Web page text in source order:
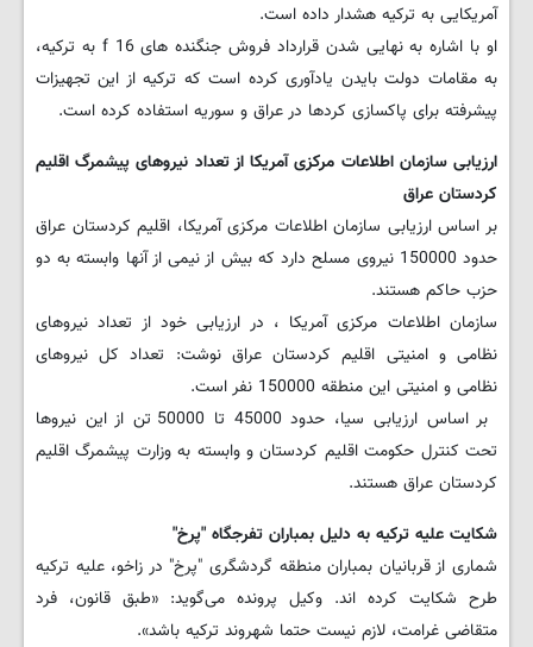
آمریکایی به ترکیه هشدار داده است.
او با اشاره به نهایی شدن قرارداد فروش جنگنده های 16 f به ترکیه،
به مقامات دولت بایدن یادآوری کرده است که ترکیه از این تجهیزات
پیشرفته برای پاکسازی کردها در عراق و سوریه استفاده کرده است.
ارزیابی سازمان اطلاعات مرکزی آمریکا از تعداد نیروهای پیشمرگ اقلیم
کردستان عراق
بر اساس ارزیابی سازمان اطلاعات مرکزی آمریکا، اقلیم کردستان عراق
حدود 150000 نیروی مسلح دارد که بیش از نیمی از آنها وابسته به دو
حزب حاکم هستند.
سازمان اطلاعات مرکزی آمریکا ، در ارزیابی خود از تعداد نیروهای
نظامی و امنیتی اقلیم کردستان عراق نوشت: تعداد کل نیروهای
نظامی و امنیتی این منطقه 150000 نفر است.
بر اساس ارزیابی سیا، حدود 45000 تا 50000 تن از این نیروها
تحت کنترل حکومت اقلیم کردستان و وابسته به وزارت پیشمرگ اقلیم
کردستان عراق هستند.
شکایت علیه ترکیه به دلیل بمباران تفرجگاه "پرخ"
شماری از قربانیان بمباران منطقه گردشگری "پرخ" در زاخو، علیه ترکیه
طرح شکایت کرده اند. وکیل پرونده می‌گوید: «طبق قانون، فرد
متقاضی غرامت، لازم نیست حتما شهروند ترکیه باشد».